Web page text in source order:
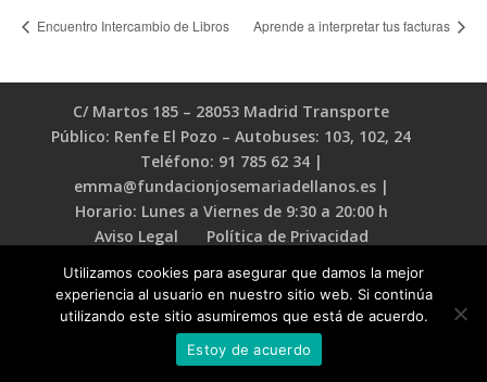
Encuentro Intercambio de Libros Aprende a interpretar tus facturas
C/ Martos 185 – 28053 Madrid Transporte
Público: Renfe El Pozo – Autobuses: 103, 102, 24
Teléfono: 91 785 62 34 |
emma@fundacionjosemariadellanos.es |
Horario: Lunes a Viernes de 9:30 a 20:00 h
Aviso Legal
Política de Privacidad
Diseño y desarrolloTen Ideas Web
Utilizamos cookies para asegurar que damos la mejor
experiencia al usuario en nuestro sitio web. Si continúa
utilizando este sitio asumiremos que está de acuerdo.
Estoy de acuerdo